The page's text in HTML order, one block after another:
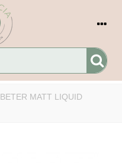
BETER MATT LIQUID